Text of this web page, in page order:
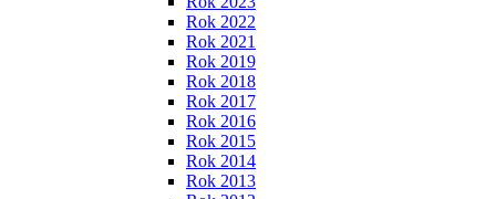
Rok 2022
Rok 2021
Rok 2019
Rok 2018
Rok 2017
Rok 2016
Rok 2015
Rok 2014
Rok 2013